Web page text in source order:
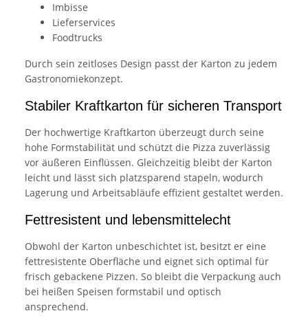
Imbisse
Lieferservices
Foodtrucks
Durch sein zeitloses Design passt der Karton zu jedem
Gastronomiekonzept.
Stabiler Kraftkarton für sicheren Transport
Der hochwertige Kraftkarton überzeugt durch seine
hohe Formstabilität und schützt die Pizza zuverlässig
vor äußeren Einflüssen. Gleichzeitig bleibt der Karton
leicht und lässt sich platzsparend stapeln, wodurch
Lagerung und Arbeitsabläufe effizient gestaltet werden.
Fettresistent und lebensmittelecht
Obwohl der Karton unbeschichtet ist, besitzt er eine
fettresistente Oberfläche und eignet sich optimal für
frisch gebackene Pizzen. So bleibt die Verpackung auch
bei heißen Speisen formstabil und optisch
ansprechend.